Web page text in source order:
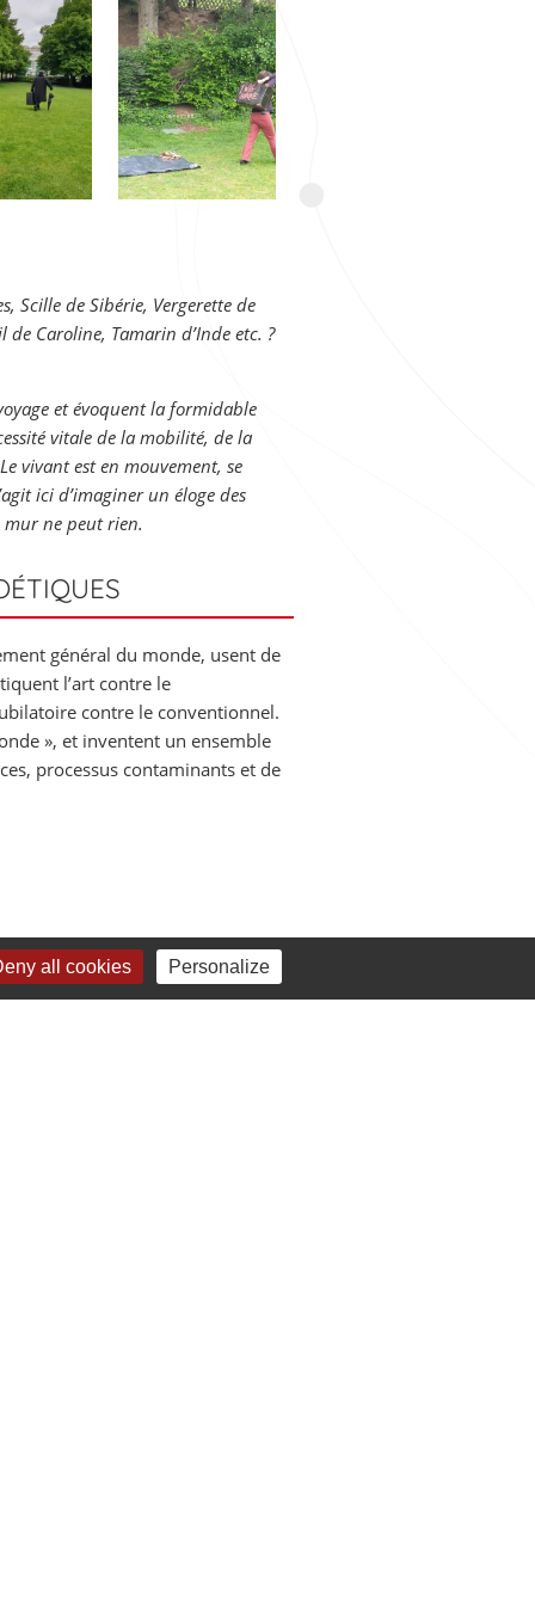
Scille de Sibérie, Vergerette de
Caroline, Tamarin d’Inde etc. ?
et évoquent la formidable
vitale de la mobilité, de la
vivant est en mouvement, se
ici d’imaginer un éloge des
ne peut rien.
général du monde, usent de
l’art contre le
contre le conventionnel.
», et inventent un ensemble
processus contaminants et de
commune du Val Briard, Le
all cookies Personalize